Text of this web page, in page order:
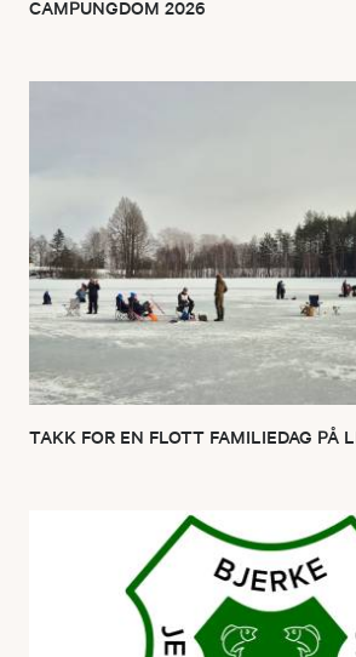
CAMPUNGDOM 2026
TAKK FOR EN FLOTT FAMILIEDAG PÅ